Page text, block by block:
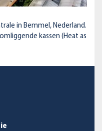
in Bemmel, Nederland.
kassen (Heat as